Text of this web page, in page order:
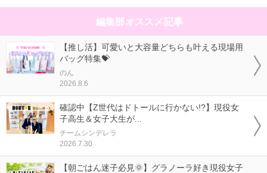
編集部オススメ記事
【推し活】可愛いと大容量どちらも叶える現場用
バッグ特集💝
のん
2026.8.6
確認中【Z世代はドトールに行かない!?】現役女
子高生＆女子大生が...
チームシンデレラ
2026.7.30
【朝ごはん迷子必見🌞】グラノーラ好き現役女子